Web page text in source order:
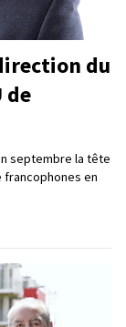
du
de
septembre la tête
en